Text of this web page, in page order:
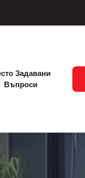
Задавани
Въпроси